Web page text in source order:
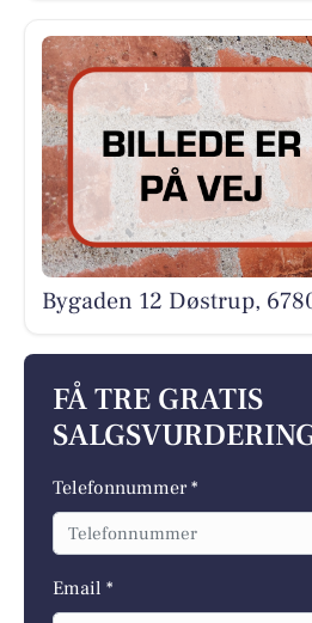
Bygaden 12 Døstrup,
FÅ TRE GRATIS
Telefonnummer *
Email *